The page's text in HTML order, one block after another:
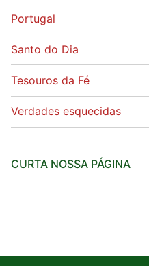
Portugal
Santo do Dia
Tesouros da Fé
Verdades esquecidas
CURTA NOSSA PÁGINA